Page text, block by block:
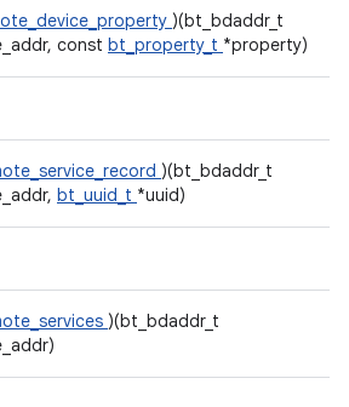
)(bt_bdaddr_t
const bt_property_t *property)
)(bt_bdaddr_t
bt_uuid_t *uuid)
)(bt_bdaddr_t